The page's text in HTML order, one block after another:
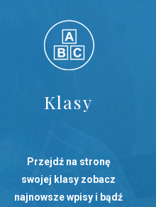
Klasy
Przejdź na stronę
swojej klasy zobacz
najnowsze wpisy i bądź